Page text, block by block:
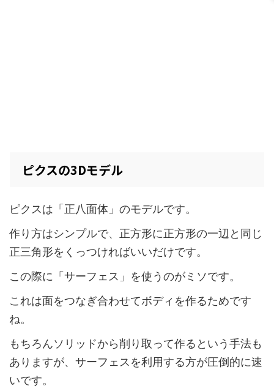
ピクスの3Dモデル
ピクスは「正八面体」のモデルです。
作り方はシンプルで、正方形に正方形の一辺と同じ
正三角形をくっつければいいだけです。
この際に「サーフェス」を使うのがミソです。
これは面をつなぎ合わせてボディを作るためです
ね。
もちろんソリッドから削り取って作るという手法も
ありますが、サーフェスを利用する方が圧倒的に速
いです。